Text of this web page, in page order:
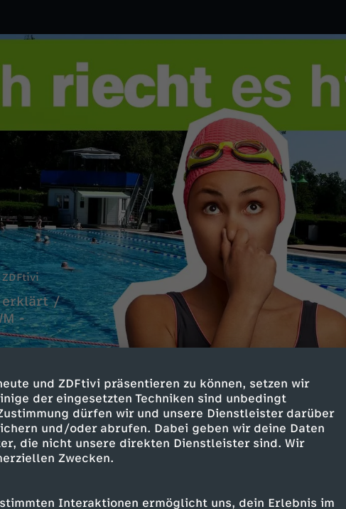
und ZDFtivi präsentieren zu können, setzen wir
der eingesetzten Techniken sind unbedingt
dürfen wir und unsere Dienstleister darüber
und/oder abrufen. Dabei geben wir deine Daten
die nicht unsere direkten Dienstleister sind. Wir
Zwecken.
Interaktionen ermöglicht uns, dein Erlebnis im
ZDFtivi
erklärt /
-